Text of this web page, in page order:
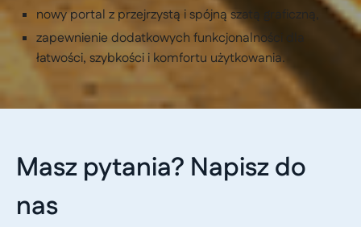
nowy portal z przejrzystą i spójną szatą graficzną,
zapewnienie dodatkowych funkcjonalności dla
łatwości, szybkości i komfortu użytkowania.
Masz pytania? Napisz do
nas